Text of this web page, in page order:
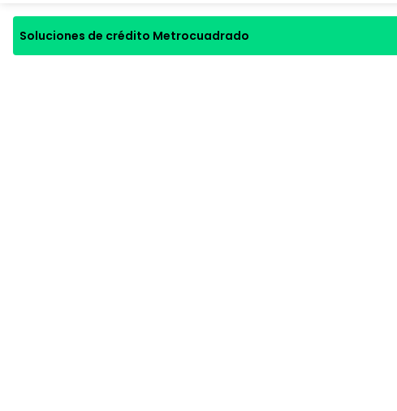
Soluciones de crédito Metrocuadrado